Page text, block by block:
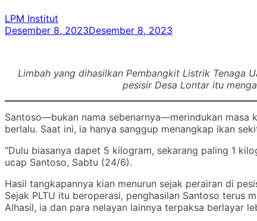
LPM Institut
Desember 8, 2023Desember 8, 2023
Limbah yang dihasilkan Pembangkit Listrik Tenaga
pesisir Desa Lontar itu
Santoso—bukan nama sebenarnya—merindukan masa
berlalu. Saat ini, ia hanya sanggup menangkap ikan
“Dulu biasanya dapet 5 kilogram, sekarang paling 1
ucap Santoso, Sabtu (24/6).
Hasil tangkapannya kian menurun sejak perairan di
Sejak PLTU itu beroperasi, penghasilan Santoso terus
Alhasil, ia dan para nelayan lainnya terpaksa berlayar